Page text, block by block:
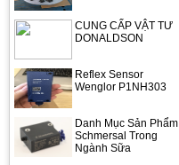
CUNG CẤP VẬT TƯ
DONALDSON
Reflex Sensor
Wenglor P1NH303
Danh Mục Sản Phẩm
Schmersal Trong
Ngành Sữa